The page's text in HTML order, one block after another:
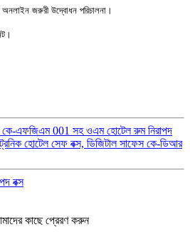
জরুরী উদ্বোধন পরিচালনা।
কে-এফজিএম 001 সহ ওএম হোটেল রুম নিরাপদ
হোটেল সেফ বক্স, ডিজিটাল সাফেস কে-ডিআর
বক্স
কাছে প্রেরণ করুন